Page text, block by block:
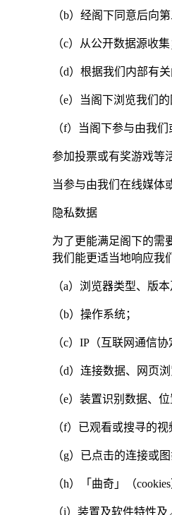
（b）经阁下同意后向
（c）从公开数据源收集
（d）根据我们内部有
（e）当阁下浏览我们
（f）当阁下参与由我
参加投票或有奖游戏等
当参与由我们在线媒体
隐私数据
为了更能满足阁下的需
我们能更适当地响应我
（a）浏览器类型、版
（b）操作系统；
（c）IP（互联网通信
（d）连接数据、网页
（e）装置识别数据、
（f）已观看或搜寻的视
（g）已点击的连接或图
（h）「曲奇」（
（i）装置及软件特性及